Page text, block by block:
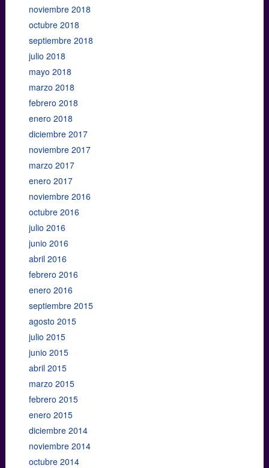
noviembre 2018
octubre 2018
septiembre 2018
julio 2018
mayo 2018
marzo 2018
febrero 2018
enero 2018
diciembre 2017
noviembre 2017
marzo 2017
enero 2017
noviembre 2016
octubre 2016
julio 2016
junio 2016
abril 2016
febrero 2016
enero 2016
septiembre 2015
agosto 2015
julio 2015
junio 2015
abril 2015
marzo 2015
febrero 2015
enero 2015
diciembre 2014
noviembre 2014
octubre 2014